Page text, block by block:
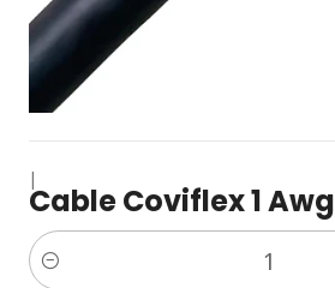
|
Cable Coviflex 1 Awg
Cantidad